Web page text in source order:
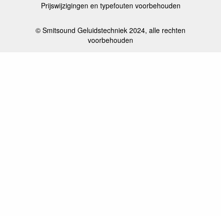
Prijswijzigingen en typefouten voorbehouden
© Smitsound Geluidstechniek 2024, alle rechten
voorbehouden